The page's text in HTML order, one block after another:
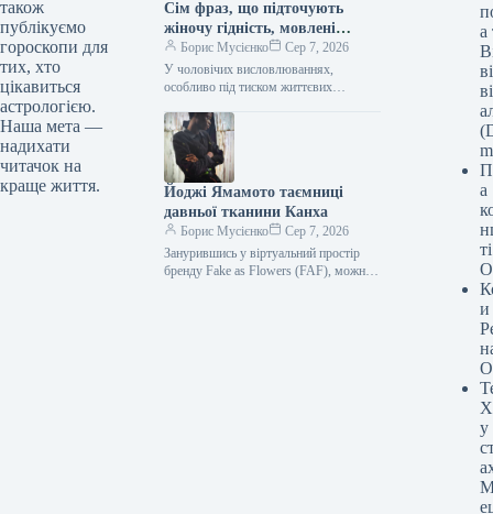
також
публікуємо
гороскопи для
тих, хто
цікавиться
астрологією.
Наша мета —
надихати
читачок на
краще життя.
Сім фраз, що підточують
жіночу гідність, мовлені
байдуже, експерти
стверджують
Борис Мусієнко
Сер 7, 2026
У чоловічих висловлюваннях,
особливо під тиском життєвих
минулого, іноді прослизає грубість. Це
може непомітно підточувати…
Йоджі Ямамото таємниці
давньої тканини Канха
Борис Мусієнко
Сер 7, 2026
Занурившись у віртуальний простір
бренду Fake as Flowers (FAF), можна
а
а
и
у